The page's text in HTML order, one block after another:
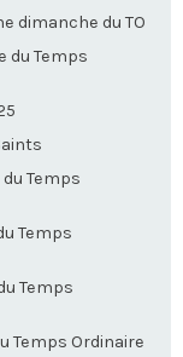
dimanche du TO
du Temps
Temps
Temps
Temps
Temps Ordinaire